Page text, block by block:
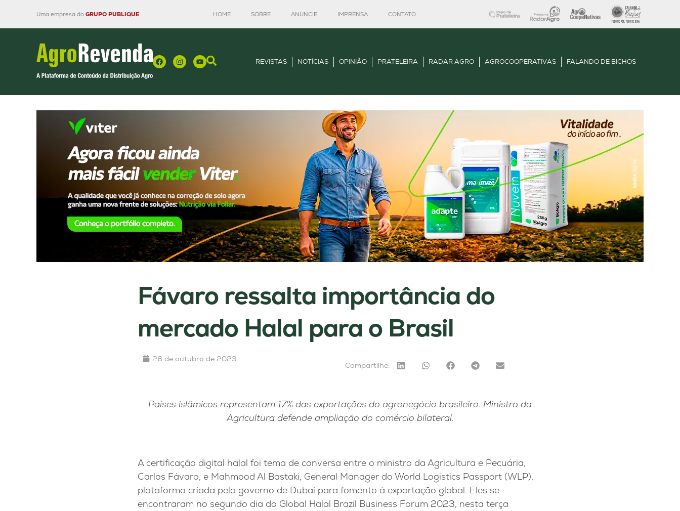
Uma empresa do GRUPO PUBLIQUE HOME SOBRE ANUNCIE IMPRENSA CONTATO
REVISTAS NOTÍCIAS OPINIÃO PRATELEIRA RADAR AGRO AGROCOOPERATIVAS FALANDO DE BICHOS
Fávaro ressalta importância do
mercado Halal para o Brasil
26 de outubro de 2023
Compartilhe:
Países islâmicos representam 17% das exportações do agronegócio brasileiro. Ministro da
Agricultura defende ampliação do comércio bilateral.
A certificação digital halal foi tema de conversa entre o ministro da Agricultura e Pecuária,
Carlos Fávaro, e Mahmood Al Bastaki, General Manager do World Logistics Passport (WLP),
plataforma criada pelo governo de Dubai para fomento à exportação global. Eles se
encontraram no segundo dia do Global Halal Brazil Business Forum 2023, nesta terça